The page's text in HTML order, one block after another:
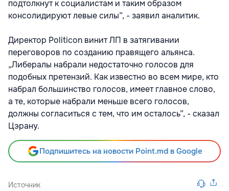
подтолкнут к социалистам и таким образом
консолидируют левые силы”, - заявил аналитик.
Директор Politicon винит ЛП в затягивании
переговоров по созданию правящего альянса.
„Либералы набрали недостаточно голосов для
подобных претензий. Как известно во всем мире, кто
набрал большинство голосов, имеет главное слово,
а те, которые набрали меньше всего голосов,
должны согласиться с тем, что им осталось”, - сказал
Цэрану.
Подпишитесь на новости Point.md в Google
Источник